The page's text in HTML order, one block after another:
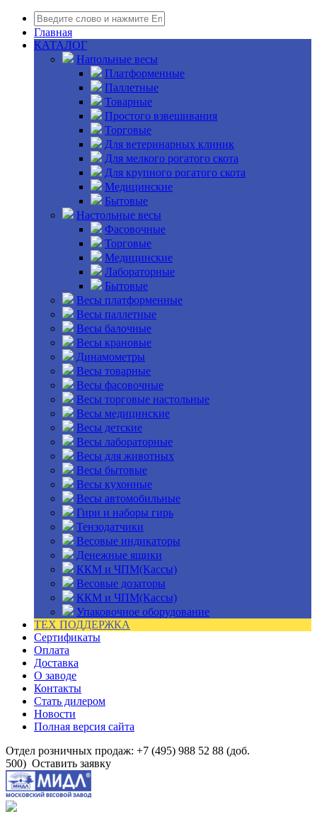
Главная
КАТАЛОГ
Напольные весы
Платформенные
Паллетные
Товарные
Простого взвешивания
Торговые
Для ветеринарных клиник
Для мелкого рогатого скота
Для крупного рогатого скота
Медицинские
Бытовые
Настольные весы
Фасовочные
Торговые
Медицинские
Лабораторные
Бытовые
Весы платформенные
Весы паллетные
Весы балочные
Весы крановые
Динамометры
Весы товарные
Весы фасовочные
Весы торговые настольные
Весы медицинские
Весы детские
Весы лабораторные
Весы для животных
Весы бытовые
Весы кухонные
Весы автомобильные
Гири и наборы гирь
Тензодатчики
Весовые индикаторы
Денежные ящики
ККМ и ЧПМ(Кассы)
Весовые дозаторы
ККМ и ЧПМ(Кассы)
Упаковочное оборудование
ТЕХ ПОДДЕРЖКА
Сертификаты
Оплата
Доставка
О заводе
Контакты
Стать дилером
Новости
Полная версия сайта
Отдел розничных продаж: +7 (495) 988 52 88 (доб.
500) Оставить заявку